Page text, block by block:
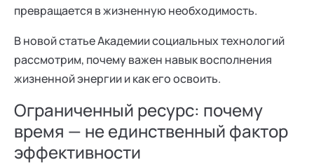
превращается в жизненную необходимость.
В новой статье Академии социальных технологий
рассмотрим, почему важен навык восполнения
жизненной энергии и как его освоить.
Ограниченный ресурс: почему
время — не единственный фактор
эффективности